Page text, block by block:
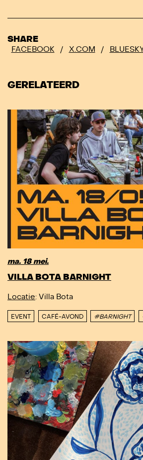
SHARE
FACEBOOK / X.COM /
GERELATEERD
ma. 18 mei.
VILLA BOTA BARNIGHT
Locatie: Villa Bota
EVENT CAFÉ-AVOND #BARNIGHT